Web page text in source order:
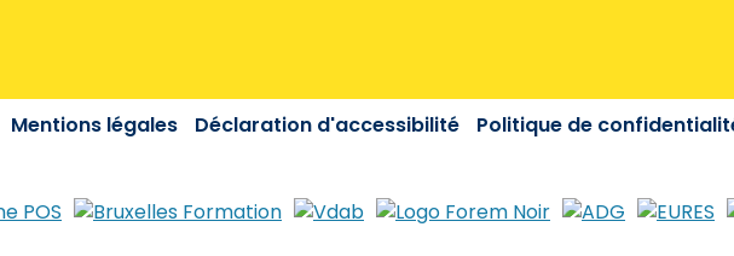
Mentions légales Déclaration d'accessibilité Politique de